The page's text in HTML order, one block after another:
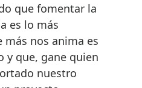
que fomentar la
es lo más
más nos anima es
y que, gane quien
nuestro